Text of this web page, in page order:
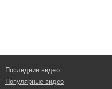
Последние видео
Популярные видео